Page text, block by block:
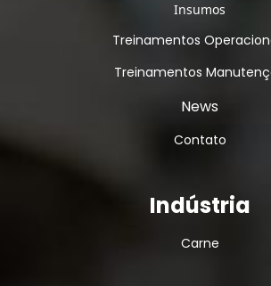
Insumos
Treinamentos
Treinamentos
News
Contato
Indústria
Carne